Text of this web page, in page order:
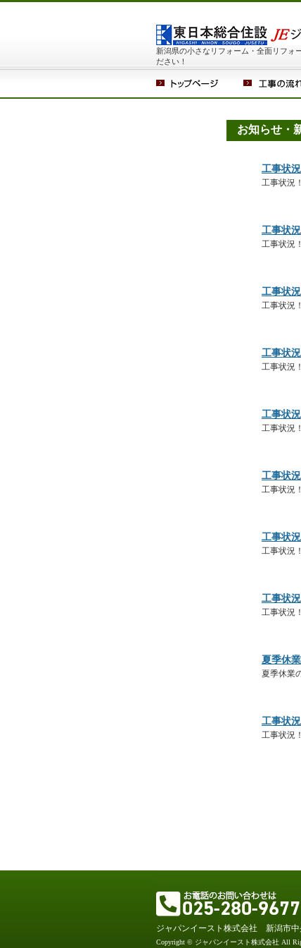
新潟県の小さなリフォーム・全面リフォ
ださい！
お知らせ・
工事状況
工事状況
工事状況
工事状況
工事状況
工事状況
工事状況
工事状況
工事状況
工事状況
工事状況
工事状況
工事状況
工事状況
工事状況
工事状況
夏季休
夏季休業
工事状況
工事状況
ジャパンイースト株式会社 新潟市
Copyright © ジャパンイースト株式会社 All